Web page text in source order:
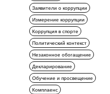
Заявители о коррупции
Измерение коррупции
Коррупция в спорте
Политический контекст
Незаконное обогащение
Декларирование
Обучение и просвещение
Комплаенс